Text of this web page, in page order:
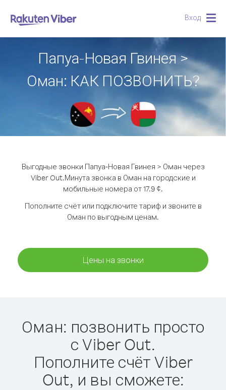
Вход
Папуа-Новая Гвинея >
Оман: КАК ПОЗВОНИТЬ?
Выгодные звонки Папуа-Новая Гвинея > Оман через
Viber Out.Минута звонка в Оман на городские и
мобильные номера от 17.9 ¢.
Пополните счёт или подключите тариф и звоните в
Оман по выгодным ценам.
Цены на звонки
Оман: позвонить просто
с Viber Out.
Пополните счёт Viber
Out, и вы сможете: